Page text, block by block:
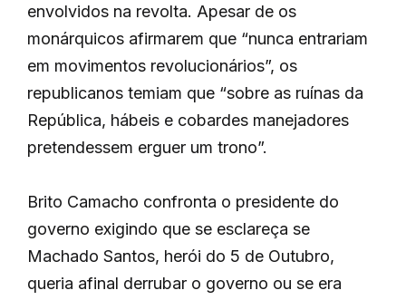
envolvidos na revolta. Apesar de os
monárquicos afirmarem que “nunca entrariam
em movimentos revolucionários”, os
republicanos temiam que “sobre as ruínas da
República, hábeis e cobardes manejadores
pretendessem erguer um trono”.
Brito Camacho confronta o presidente do
governo exigindo que se esclareça se
Machado Santos, herói do 5 de Outubro,
queria afinal derrubar o governo ou se era